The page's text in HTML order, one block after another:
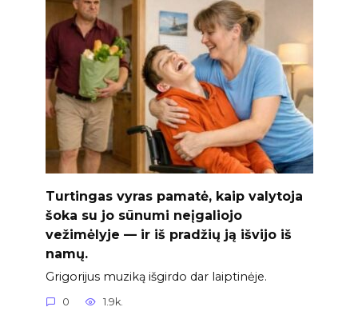
Turtingas vyras pamatė, kaip valytoja
šoka su jo sūnumi neįgaliojo
vežimėlyje — ir iš pradžių ją išvijo iš
namų.
Grigorijus muziką išgirdo dar laiptinėje.
0 1.9k.